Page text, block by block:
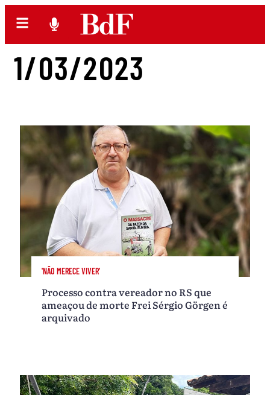
1/03/2023
'NÃO MERECE VIVER'
Processo contra vereador no RS que
ameaçou de morte Frei Sérgio Görgen é
arquivado